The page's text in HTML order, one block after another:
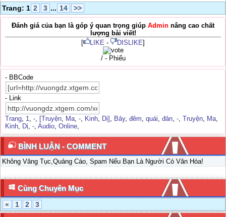
Trang: 1 2 3 ... 14 >>
Đánh giá của bạn là góp ý quan trọng giúp Admin nâng cao chất
lượng bài viết!
[
LIKE - DISLIKE]
/ - Phiếu
- BBCode
- Link
Trang, 1, -, [Truyện, Ma, -, Kinh, Dị] , Bảy, đêm, quái, đản, -, Truyện, Ma,
Kinh, Dị, -, Audio, Online,
BÌNH LUẬN - COMMENT
Không Văng Tục,Quảng Cáo, Spam Nếu Bạn Là Người Có Văn Hóa!
Cùng Chuyên Mục
« 1 2 3